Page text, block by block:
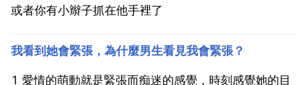
或者你有小辮子抓在他手裡了
我看到她會緊張，為什麼男生看見我會緊張？
1 愛情的萌動就是緊張而痴迷的感覺，時刻感覺她的目